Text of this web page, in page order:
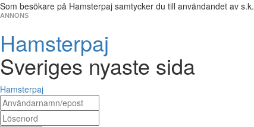
Som besökare på Hamsterpaj samtycker du till användandet av s.k.
ANNONS
Hamsterpaj
Sveriges nyaste sida
Hamsterpaj